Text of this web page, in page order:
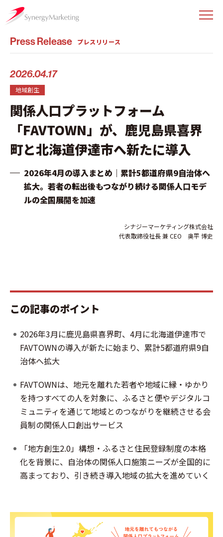
Press Release プレスリリース
関係人口プラットフォーム
「FAVTOWN」が、鹿児島県喜界
町と北海道伊達市へ新たに導入
2026年4月の導入まとめ｜累計5都道府県9自治体へ
拡大。若者の転出後もつながり続ける関係人口モデ
ルの全国展開を加速
2026.04.17
地域創生
シナジーマーケティング株式会社
代表取締役社長 兼 CEO 奥平 博史
この記事のポイント
2026年3月に鹿児島県喜界町、4月に北海道伊達市で
FAVTOWNの導入が新たに始まり、累計5都道府県9自
治体へ拡大
FAVTOWNは、地元を離れた若者や地域に縁・ゆかり
を持つすべての人を対象に、ふるさと便やデジタルコ
ミュニティを通じて地域とのつながりを継続させる会
員制の関係人口創出サービス
「地方創生2.0」構想・ふるさと住民登録制度の本格
化を背景に、自治体の関係人口施策ニーズが全国的に
高まっており、引き続き導入地域の拡大を進めていく